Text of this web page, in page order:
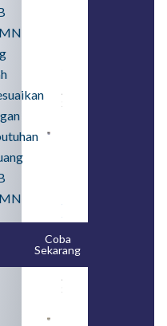
Coba
Sekarang
August 6,
2026
SMA
Syarat,
Posisi,
dan
Cara
Daftar
August 5,
2026